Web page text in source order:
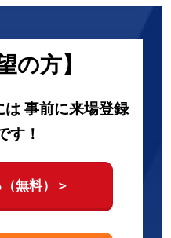
の方】
事前に来場登録
す！
無料）＞